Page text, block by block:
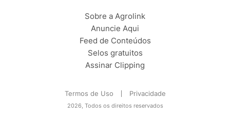
Sobre a Agrolink
Anuncie Aqui
Feed de Conteúdos
Selos gratuitos
Assinar Clipping
Termos de Uso Privacidade
2026, Todos os direitos reservados